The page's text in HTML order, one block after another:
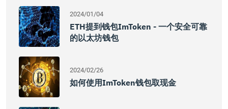
2024/01/04
ETH提到钱包imToken - 一个安全可靠
的以太坊钱包
2024/02/26
如何使用imToken钱包取现金